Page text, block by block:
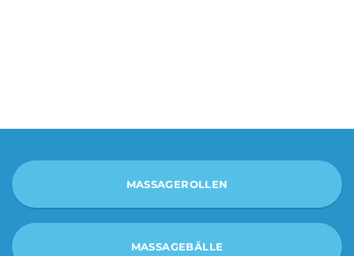
MASSAGEROLLEN
MASSAGEBÄLLE